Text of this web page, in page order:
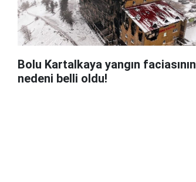
Bolu Kartalkaya yangın faciasının
nedeni belli oldu!